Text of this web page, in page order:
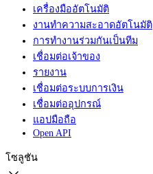
เครื่องมืออัตโนมัติ
งานทำความสะอาดอัตโนมัติ
การทำงานร่วมกันเป็นทีม
เชื่อมต่อเจ้าของ
รายงาน
เชื่อมต่อระบบการเงิน
เชื่อมต่ออุปกรณ์
แอปมือถือ
Open API
โซลูชัน